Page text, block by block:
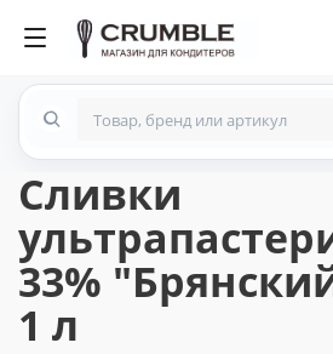
Сливки
33%
1 л